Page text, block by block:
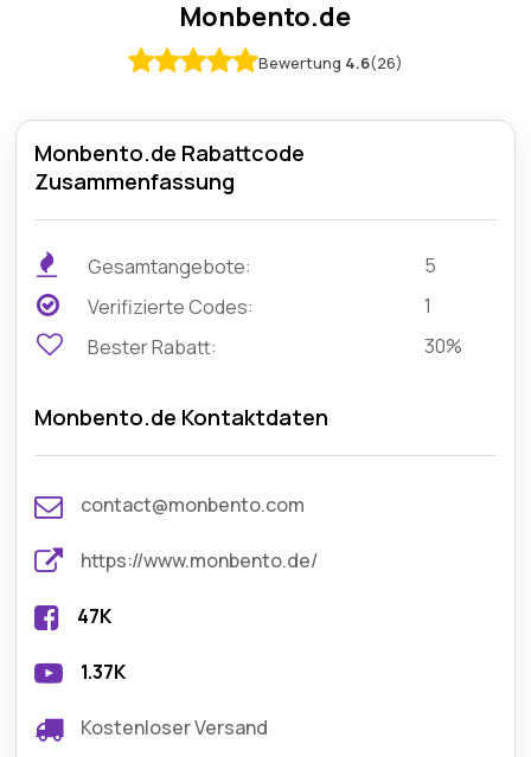
Monbento.de
Bewertung 4.6(26)
Monbento.de Rabattcode
Zusammenfassung
Gesamtangebote:
5
Verifizierte Codes:
1
Bester Rabatt:
30%
Monbento.de Kontaktdaten
contact@monbento.com
https://www.monbento.de/
47K
1.37K
Kostenloser Versand